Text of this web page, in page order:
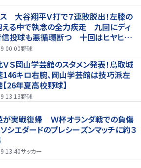
大谷翔平Ｖ打で７連敗脱出！左膝の
える中で執念の全力疾走 九回にディ
信投球も悪循環断つ 十回はヒヤヒヤ
る
00:00野球
Ｓ岡山学芸館のスタメン発表！鳥取城
キロ右腕、岡山学芸館は技巧派左
26年夏高校野球】
13:13野球
が実戦復帰 Ｗ杯オランダ戦での負傷
シエダードのプレシーズンマッチに約３
13:40サッカー